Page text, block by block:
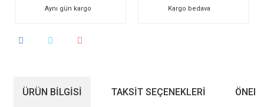
Aynı gün kargo Kargo bedava
ÜRÜN BILGISI TAKSIT SEÇENEKLERI